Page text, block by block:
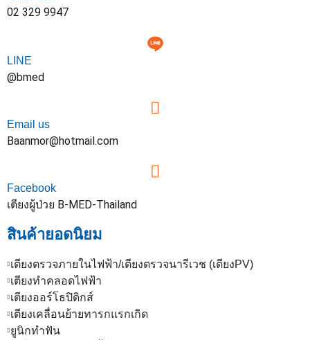
02 329 9947
LINE
@bmed
Email us
Baanmor@hotmail.com
Facebook
เตียงผู้ป่วย B-MED-Thailand
สินค้ายอดนิยม
เตียงตรวจภายในไฟฟ้า/เตียงตรวจนารีเวช (เตียงPV)
เตียงทำคลอดไฟฟ้า
เตียงออร์โธปิดิกส์
เตียงเคลื่อนย้ายทารกแรกเกิด
ยูนิกทำฟัน